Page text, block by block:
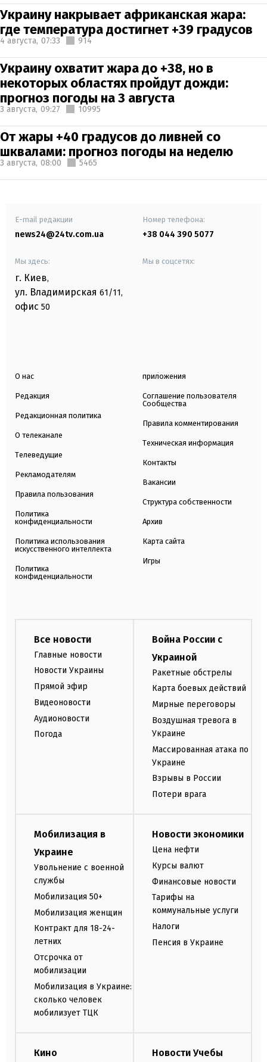
Украину накрывает африканская жара:
где температура достигнет +39 градусов
4 августа, 07:33 914
Украину охватит жара до +38, но в
некоторых областях пройдут дожди:
прогноз погоды на 3 августа
3 августа, 09:27 10995
От жары +40 градусов до ливней со
шквалами: прогноз погоды на неделю
3 августа, 08:00 5465
E-mail редакции
news24@24tv.com.ua
Номер телефона:
+38 044 390 5077
Мы здесь:
г. Киев,
ул. Владимирская 61/11,
офис 50
Мы в соцсетях:
О нас
Редакция
Редакционная политика
О телеканале
Телеведущие
Рекламодателям
Правила пользования
Политика
конфиденциальности
Политика использования
искусственного интеллекта
Политика
конфиденциальности
приложения
Соглашение пользователя
Сообщества
Правила комментирования
Техническая информация
Контакты
Вакансии
Структура собственности
Архив
Карта сайта
Игры
Все новости
Главные новости
Новости Украины
Прямой эфир
Видеоновости
Аудионовости
Погода
Война России с
Украиной
Ракетные обстрелы
Карта боевых действий
Мирные переговоры
Воздушная тревога в
Украине
Массированная атака по
Украине
Взрывы в России
Потери врага
Мобилизация в
Украине
Увольнение с военной
службы
Мобилизация 50+
Мобилизация женщин
Контракт для 18-24-
летних
Отсрочка от
мобилизации
Мобилизация в Украине:
сколько человек
мобилизует ТЦК
Новости экономики
Цена нефти
Курсы валют
Финансовые новости
Тарифы на
коммунальные услуги
Налоги
Пенсия в Украине
Кино Новости Учебы